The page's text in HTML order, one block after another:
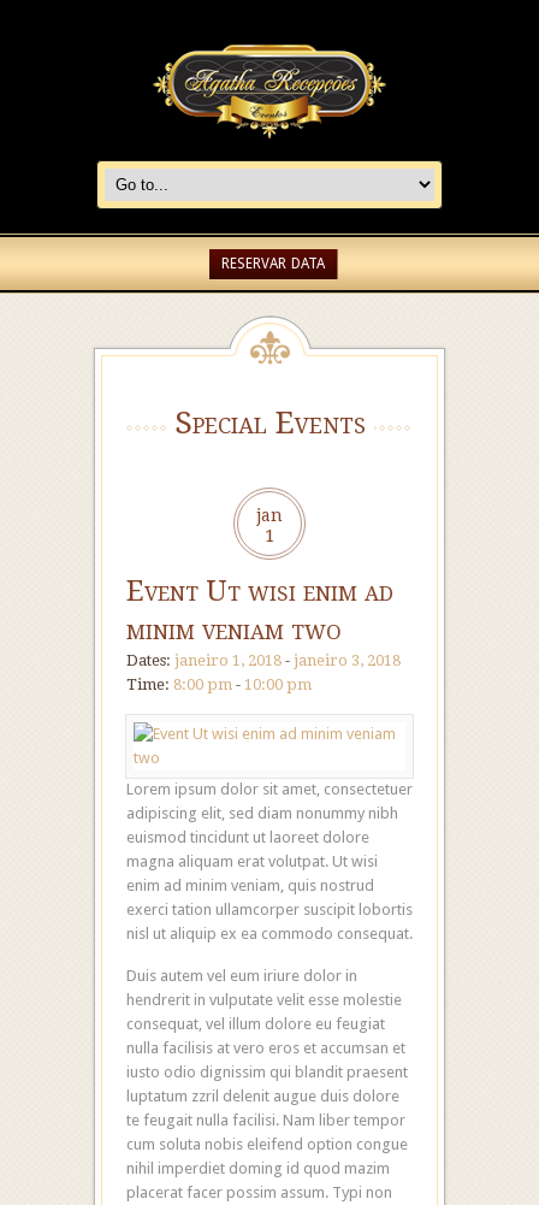
RESERVAR DATA
Special Events
jan
1
Event Ut wisi enim ad
minim veniam two
Dates: janeiro 1, 2018 - janeiro 3, 2018
Time: 8:00 pm - 10:00 pm
Lorem ipsum dolor sit amet, consectetuer
adipiscing elit, sed diam nonummy nibh
euismod tincidunt ut laoreet dolore
magna aliquam erat volutpat. Ut wisi
enim ad minim veniam, quis nostrud
exerci tation ullamcorper suscipit lobortis
nisl ut aliquip ex ea commodo consequat.
Duis autem vel eum iriure dolor in
hendrerit in vulputate velit esse molestie
consequat, vel illum dolore eu feugiat
nulla facilisis at vero eros et accumsan et
iusto odio dignissim qui blandit praesent
luptatum zzril delenit augue duis dolore
te feugait nulla facilisi. Nam liber tempor
cum soluta nobis eleifend option congue
nihil imperdiet doming id quod mazim
placerat facer possim assum. Typi non